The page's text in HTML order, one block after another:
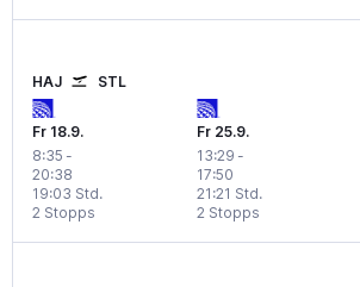
HAJ STL
Fr 18.9.
8:35 -
20:38
2 Stopps
19:03 Std.
Fr 25.9.
13:29 -
17:50
2 Stopps
21:21 Std.